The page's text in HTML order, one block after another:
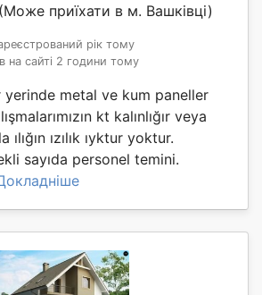
(Може приїхати в м. Вашківці)
рік тому
на сайті 2 години тому
yerinde metal ve kum paneller
kt kalınlığır veya
ılığın ızılık ıyktur yoktur.
sayıda personel temini.